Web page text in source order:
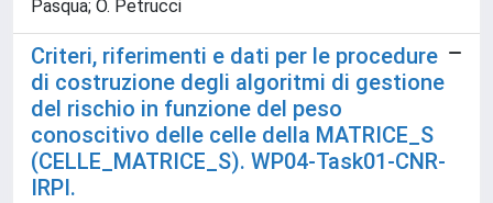
Pasqua; O. Petrucci
Criteri, riferimenti e dati per le procedure
di costruzione degli algoritmi di gestione
del rischio in funzione del peso
conoscitivo delle celle della MATRICE_S
(CELLE_MATRICE_S). WP04-Task01-CNR-
IRPI.